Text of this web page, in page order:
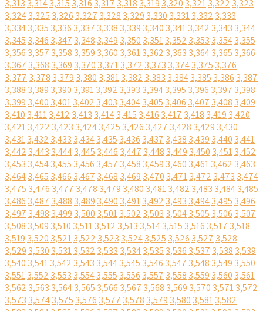
3,313 3,3143,315 3,316 3,317 3,318 3,319 3,320 3,3213,322 3,323
3,3243,325 3,326 3,327 3,328 3,329 3,330 3,3313,332 3,333
3,3343,335 3,336 3,337 3,338 3,339 3,340 3,3413,342 3,343 3,344
3,345 3,346 3,347 3,348 3,349 3,350 3,3513,352 3,353 3,3543,355
3,356 3,357 3,358 3,359 3,360 3,3613,362 3,363 3,3643,365 3,366
3,367 3,368 3,369 3,370 3,3713,372 3,373 3,3743,375 3,376
3,377 3,378 3,379 3,380 3,3813,382 3,383 3,3843,385 3,386 3,387
3,388 3,389 3,390 3,3913,392 3,393 3,3943,395 3,396 3,397 3,398
3,399 3,400 3,4013,402 3,403 3,4043,405 3,406 3,407 3,408 3,409
3,410 3,4113,412 3,413 3,4143,415 3,416 3,417 3,418 3,419 3,420
3,4213,422 3,423 3,4243,425 3,426 3,427 3,428 3,429 3,430
3,4313,432 3,433 3,4343,435 3,436 3,437 3,438 3,439 3,440 3,441
3,442 3,443 3,4443,445 3,446 3,447 3,448 3,449 3,450 3,4513,452
3,453 3,4543,455 3,456 3,457 3,458 3,459 3,460 3,4613,462 3,463
3,4643,465 3,466 3,467 3,468 3,469 3,470 3,4713,472 3,473 3,474
3,475 3,476 3,477 3,478 3,479 3,480 3,4813,482 3,483 3,4843,485
3,486 3,487 3,488 3,489 3,490 3,4913,492 3,493 3,4943,495 3,496
3,497 3,498 3,499 3,500 3,5013,502 3,503 3,5043,505 3,506 3,507
3,508 3,509 3,510 3,5113,512 3,513 3,5143,515 3,516 3,517 3,518
3,519 3,520 3,5213,522 3,523 3,5243,525 3,526 3,527 3,528
3,529 3,530 3,5313,532 3,533 3,5343,535 3,536 3,537 3,538 3,539
3,540 3,5413,542 3,543 3,5443,545 3,546 3,547 3,548 3,549 3,550
3,5513,552 3,553 3,5543,555 3,556 3,557 3,558 3,559 3,560 3,561
3,562 3,563 3,5643,565 3,566 3,567 3,568 3,569 3,570 3,5713,572
3,573 3,5743,575 3,576 3,577 3,578 3,579 3,580 3,5813,582